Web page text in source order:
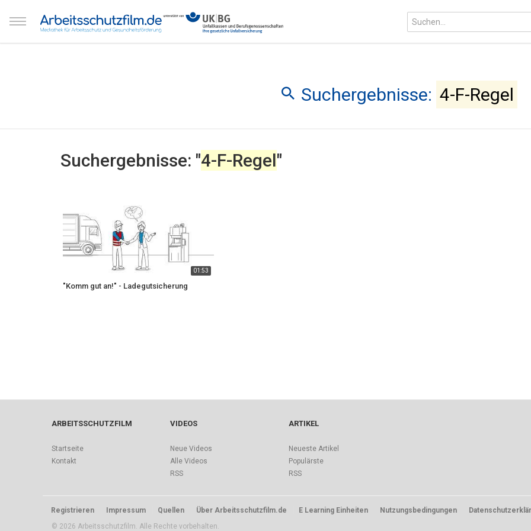
Suchergebnisse: 4-F-Regel
Suchergebnisse: "4-F-Regel"
01:53
"Komm gut an!" - Ladegutsicherung
ARBEITSSCHUTZFILM
Startseite
Kontakt
VIDEOS
Neue Videos
Alle Videos
RSS
ARTIKEL
Neueste Artikel
Populärste
RSS
Registrieren Impressum Quellen Über Arbeitsschutzfilm.de E Learning Einheiten Nutzungsbedingungen
© 2026 Arbeitsschutzfilm. Alle Rechte vorbehalten.